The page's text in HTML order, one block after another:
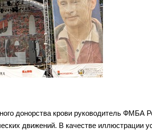
донорства крови руководитель ФМБА
движений. В качестве иллюстрации